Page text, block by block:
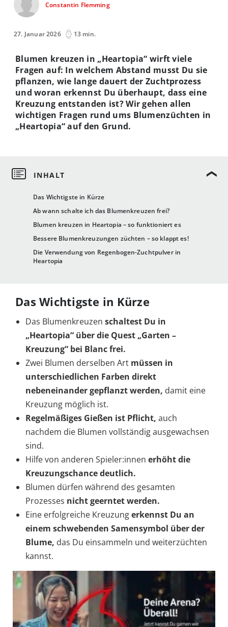
Constantin Flemming
27. Januar 2026 13 min.
Das Wichtigste in Kürze
Ab wann schalte ich das Blumenkreuzen frei?
Blumen kreuzen in Heartopia – so funktioniert es
Bessere Blumenkreuzungen züchten – so klappt es!
Die Verwendung von Regenbogen-Zuchtpulver in
Heartopia
Blumen kreuzen in „Heartopia“ wirft viele
Fragen auf: In welchem Abstand musst Du sie
pflanzen, wie lange dauert der Zuchtprozess
und woran erkennst Du überhaupt, dass eine
Kreuzung entstanden ist? Wir gehen allen
wichtigen Fragen rund ums Blumenzüchten in
„Heartopia“ auf den Grund.
Das Wichtigste in Kürze
Das Blumenkreuzen schaltest Du in
„Heartopia“ über die Quest „Garten –
Kreuzung“ bei Blanc frei.
Zwei Blumen derselben Art müssen in
unterschiedlichen Farben direkt
nebeneinander gepflanzt werden, damit eine
Kreuzung möglich ist.
Regelmäßiges Gießen ist Pflicht, auch
nachdem die Blumen vollständig ausgewachsen
sind.
Hilfe von anderen Spieler:innen erhöht die
Kreuzungschance deutlich.
Blumen dürfen während des gesamten
Prozesses nicht geerntet werden.
Eine erfolgreiche Kreuzungerkennst Du an
einem schwebenden Samensymbol über der
Blume, das Du einsammeln und weiterzüchten
kannst.